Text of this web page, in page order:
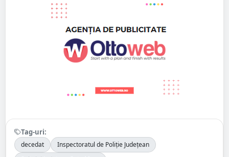
Tag-uri:
decedat
Inspectoratul de Poliție Județean